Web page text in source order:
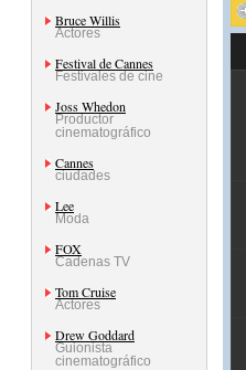
Bruce Willis
Actores
Festival de Cannes
Festivales de cine
Joss Whedon
Productor
cinematográfico
Cannes
ciudades
Lee
Moda
FOX
Cadenas TV
Tom Cruise
Actores
Drew Goddard
Guionista
cinematográfico